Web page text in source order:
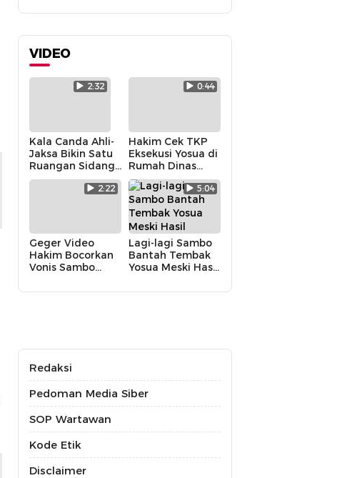
VIDEO
2:32
Kala Canda Ahli-
Jaksa Bikin Satu
Ruangan Sidang
Sambo Tertawa
0:44
Hakim Cek TKP
Eksekusi Yosua di
Rumah Dinas
Sambo, Begini
Suasananya
2:22
Geger Video
Hakim Bocorkan
Vonis Sambo
Tangan
5:04
Lagi-lagi Sambo
Bantah Tembak
Yosua Meski Hasil
Lain
Redaksi
Pedoman Media Siber
SOP Wartawan
Kode Etik
Disclaimer